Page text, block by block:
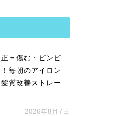
＝傷む・ピンピ
毎朝のアイロン
質改善ストレー
2026年8月7日